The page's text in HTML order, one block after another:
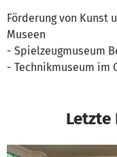
Förderung von Kunst
Museen
- Spielzeugmuseum
- Technikmuseum im